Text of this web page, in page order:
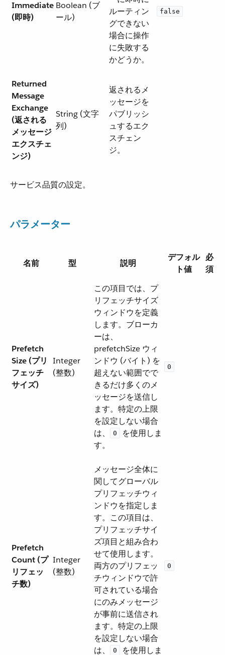
Immediate
(即時)
Boolean (ブ
ール)
ルーティン
グできない
場合に操作
に失敗する
かどうか。
false
Returned
Message
Exchange
(返される
メッセージ
エクスチェ
ンジ)
String (文字
列)
返されるメ
ッセージを
パブリッシ
ュするエク
スチェン
ジ。
サービス品質の設定。
パラメーター
名前 型 説明
デフォル
ト値
必
須
Prefetch
Size (プリ
フェッチ
サイズ)
Integer
(整数)
この項目では、プ
リフェッチサイズ
ウィンドウを定義
します。ブローカ
ーは、
prefetchSize ウィ
ンドウ (バイト) を
超えない範囲でで
きるだけ多くのメ
ッセージを送信し
ます。特定の上限
を設定しない場合
は、​
0
​ を使用しま
す。
0
Prefetch
Count (プ
リフェッ
チ数)
Integer
(整数)
メッセージ全体に
関してグローバル
プリフェッチウィ
ンドウを指定しま
す。この項目は、
プリフェッチサイ
ズ項目と組み合わ
せて使用します。
両方のプリフェッ
チウィンドウで許
可されている場合
にのみメッセージ
が事前に送信され
ます。特定の上限
を設定しない場合
は、​
0 ​ を使用しま
0